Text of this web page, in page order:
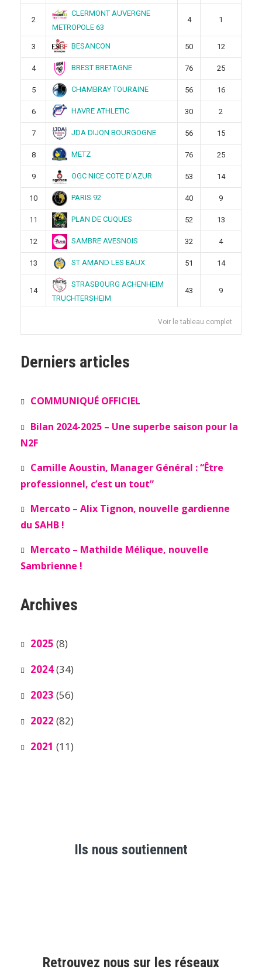
2
CLERMONT AUVERGNE
METROPOLE 63
4 1
3 BESANCON 50 12
4 BREST BRETAGNE 76 25
5 CHAMBRAY TOURAINE 56 16
6 HAVRE ATHLETIC 30 2
7 JDA DIJON BOURGOGNE 56 15
8 METZ 76 25
9 OGC NICE COTE D’AZUR 53 14
10 PARIS 92 40 9
11 PLAN DE CUQUES 52 13
12 SAMBRE AVESNOIS 32 4
13 ST AMAND LES EAUX 51 14
14
STRASBOURG ACHENHEIM
TRUCHTERSHEIM
43 9
Voir le tableau complet
Derniers articles
COMMUNIQUÉ OFFICIEL
Bilan 2024-2025 – Une superbe saison pour la
N2F
Camille Aoustin, Manager Général : “Être
professionnel, c’est un tout”
Mercato – Alix Tignon, nouvelle gardienne
du SAHB !
Mercato – Mathilde Mélique, nouvelle
Sambrienne !
Archives
2025 (8)
2024(34)
2023 (56)
2022 (82)
2021 (11)
Ils nous soutiennent
Retrouvez nous sur les réseaux